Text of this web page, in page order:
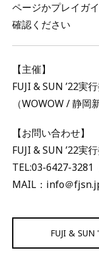
ページかプレイガ
確認ください
【主催】
FUJI & SUN ’22実
（WOWOW / 静
【お問い合わせ】
FUJI & SUN ’22実
TEL:03-6427-3281
MAIL：info＠
FUJI &